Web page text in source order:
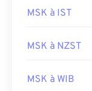
MSK à IST
MSK à NZST
MSK à WIB